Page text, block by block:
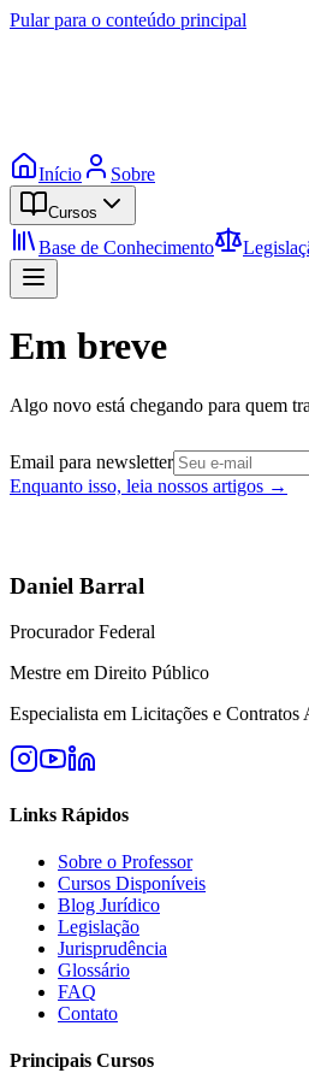
Pular para o conteúdo principal
Início Sobre
Cursos
Base de Conhecimento
Em breve
Algo novo está chegando para quem
Email para newsletter
Enquanto isso, leia nossos artigos →
Daniel Barral
Procurador Federal
Mestre em Direito Público
Especialista em Licitações e Contratos
Links Rápidos
Sobre o Professor
Cursos Disponíveis
Blog Jurídico
Legislação
Jurisprudência
Glossário
FAQ
Contato
Principais Cursos